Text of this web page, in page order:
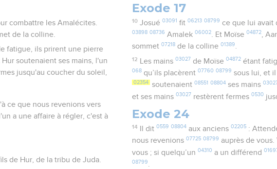
combattre les Amalécites.
de la colline.
fatigue, ils prirent une pierre
soutenaient ses mains, l'un
jusqu'au coucher du soleil,
ce que nous revenions vers
a une affaire à régler, c'est à
de Hur, de la tribu de Juda.
Exode 17
10 Josué 03091 fit 06213 08799 ce que lui avait
03898 08736 Amalek06002. Et Moïse04872,
sommet07218 de la colline01389.
12 Les mains 03027 de Moïse 04872étant
068 qu’ils placèrent07760 08799 sous lui, et il
02354 soutenaient08551 08804 ses mains
et ses mains03027 restèrent fermes0530
Exode 24
14 Il dit 0559 08804aux anciens 02205:
nous revenions07725 08799 auprès de
vous ; si quelqu’un04310 a un différend
08799.